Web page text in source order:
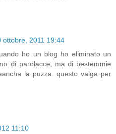
ottobre, 2011 19:44
ho un blog ho eliminato un
di parolacce, ma di bestemmie
la puzza. questo valga per
11:10